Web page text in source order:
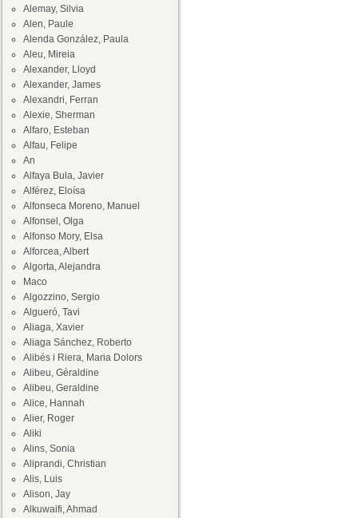
Alemay, Silvia
Alen, Paule
Alenda González, Paula
Aleu, Mireia
Alexander, Lloyd
Alexander, James
Alexandri, Ferran
Alexie, Sherman
Alfaro, Esteban
Alfau, Felipe
An
Alfaya Bula, Javier
Alférez, Eloísa
Alfonseca Moreno, Manuel
Alfonsel, Olga
Alfonso Mory, Elsa
Alforcea, Albert
Algorta, Alejandra
Maco
Algozzino, Sergio
Algueró, Tavi
Aliaga, Xavier
Aliaga Sánchez, Roberto
Alibés i Riera, Maria Dolors
Alibeu, Géraldine
Alibeu, Geraldine
Alice, Hannah
Alier, Roger
Aliki
Alins, Sonia
Aliprandi, Christian
Alis, Luis
Alison, Jay
Alkuwaifi, Ahmad